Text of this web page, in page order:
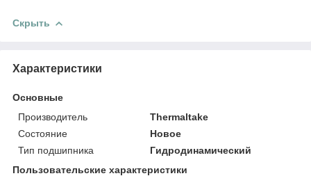
Скрыть
Характеристики
Основные
Производитель
Thermaltake
Состояние
Новое
Тип подшипника
Гидродинамический
Пользовательские характеристики